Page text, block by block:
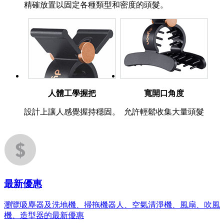
精確放置以固定各種類型和密度的頭髮。
人體工學握把
設計上讓人感覺握持穩固。
寬開口角度
允許輕鬆收集大量頭髮
最新優惠
瀏覽吸塵器及洗地機、掃拖機器人、空氣清淨機、風扇、吹風
機、造型器的最新優惠